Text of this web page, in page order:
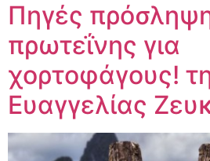
Πηγές
πρωτεΐνης για
χορτοφάγους!
Ευαγγελίας